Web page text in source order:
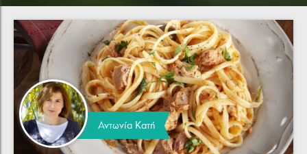
Περιορίστε τα αποτελέσματα αναζήτησης επιλέγοντας
κατηγορίες:
Αντωνία Κατή